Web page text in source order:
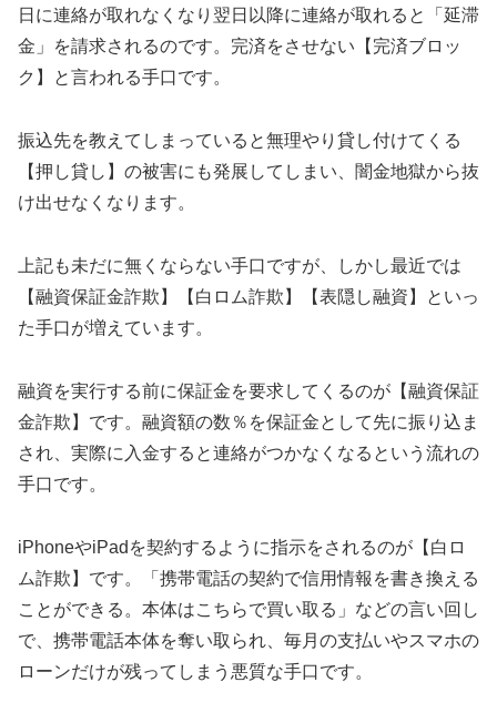
日に連絡が取れなくなり翌日以降に連絡が取れると「延滞
金」を請求されるのです。完済をさせない【完済ブロッ
ク】と言われる手口です。
振込先を教えてしまっていると無理やり貸し付けてくる
【押し貸し】の被害にも発展してしまい、闇金地獄から抜
け出せなくなります。
上記も未だに無くならない手口ですが、しかし最近では
【融資保証金詐欺】【白ロム詐欺】【表隠し融資】といっ
た手口が増えています。
融資を実行する前に保証金を要求してくるのが【融資保証
金詐欺】です。融資額の数％を保証金として先に振り込ま
され、実際に入金すると連絡がつかなくなるという流れの
手口です。
iPhoneやiPadを契約するように指示をされるのが【白ロ
ム詐欺】です。「携帯電話の契約で信用情報を書き換える
ことができる。本体はこちらで買い取る」などの言い回し
で、携帯電話本体を奪い取られ、毎月の支払いやスマホの
ローンだけが残ってしまう悪質な手口です。